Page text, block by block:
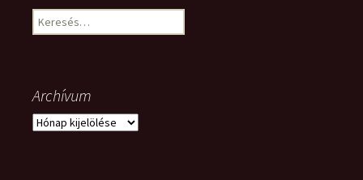
Keresés:
Archívum
Archívum